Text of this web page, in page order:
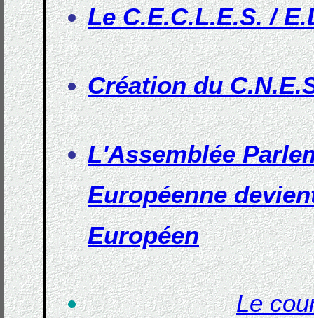
Le C.E.C.L.E.S. /
Création du
L'Assemblée
Européenne
Européen
Le